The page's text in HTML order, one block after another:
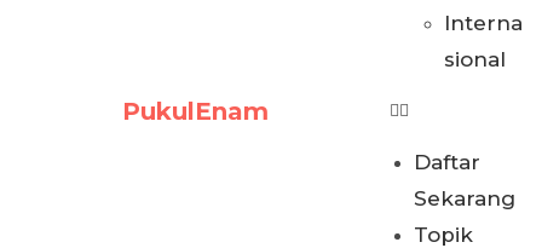
PukulEnam
Interna
sional
Daftar
Sekarang
Topik